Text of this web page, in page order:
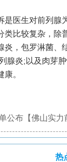
医生对前列腺
比较复杂，除
，包罗淋菌、
腺炎;以及肉芽
。
公布【佛山实力
热